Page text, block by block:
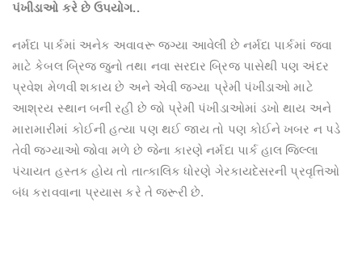
પંખીડાઓ કરે છે ઉપયોગ..
નર્મદા પાર્કમાં અનેક અવાવરૂ જગ્યા આવેલી છે નર્મદા પાર્કમાં જવા
માટે કેબલ બ્રિજ જુનો તથા નવા સરદાર બ્રિજ પાસેથી પણ અંદર
પ્રવેશ મેળવી શકાય છે અને એવી જગ્યા પ્રેમી પંખીડાઓ માટે
આશ્રય સ્થાન બની રહી છે જો પ્રેમી પંખીડાઓમાં ડખો થાય અને
મારામારીમાં કોઈની હત્યા પણ થઈ જાય તો પણ કોઈને ખબર ન પડે
તેવી જગ્યાઓ જોવા મળે છે જેના કારણે નર્મદા પાર્ક હાલ જિલ્લા
પંચાયત હસ્તક હોય તો તાત્કાલિક ધોરણે ગેરકાયદેસરની પ્રવૃત્તિઓ
બંધ કરાવવાના પ્રયાસ કરે તે જરૂરી છે.